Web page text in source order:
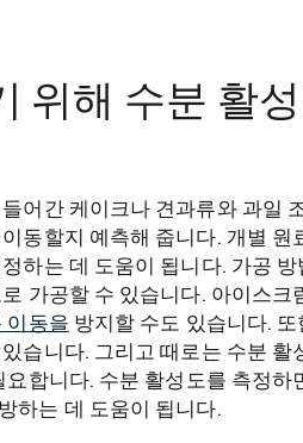
위해 수분 활
어간 케이크나 견과류와 과일
동할지 예측해 줍니다. 개별 원
하는 데 도움이 됩니다. 가공
가공할 수 있습니다. 아이스크
이동을 방지할 수도 있습니다.
습니다. 그리고 때로는 수분 활
합니다. 수분 활성도를 측정하
하는 데 도움이 됩니다.